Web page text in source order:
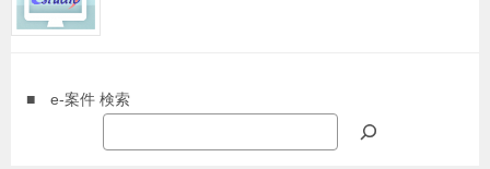
■ e-案件 検索